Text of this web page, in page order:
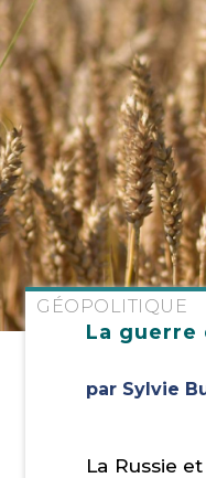
La guerre
GÉOPOLITIQUE
par Sylvie
La Russie